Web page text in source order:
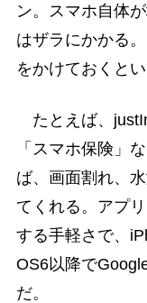
ン。スマホ自体
はザラにかかる
をかけておくと
たとえば、
「スマホ保険」
ば、画面割れ、
てくれる。アプ
する手軽さで、
OS6以降で
だ。